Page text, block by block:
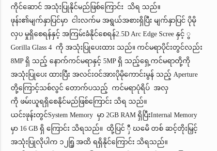
ကိုင်ဆောင် အသုံးပြုနိုင်မည်ဖြစ်ကြောင်း သိရ သည်။
ဖုန်း၏မျက်နှာပြင်မှာ ငါးလက်မ အရွယ်အစားရှိပြီး မျက်နှာပြင် ပိုမို
လှပ မှုရှိစေရန်နှင့် အကြမ်းခံနိုင်စေရန်2.5D Arc Edge Scree နှင့် ွ
Gorilla Glass 4 ကို အသုံးပြုပေးထား သည်။ ကင်မရာပိုင်းတွင်လည်း
8MP ရှိ သည့် နောက်ကင်မရာနှင့် 5MP ရှိ သည့်ရှေ့ကင်မရာတို့ကို
အသုံးပြုပေး ထားပြီး အလင်းဝင်အားပိုမိုကောင်းမွန် သည့် Aperture
တို့ကြောင့်သစ်လွင် တောက်ပသည့် ကင်မရာပုံရိပ် အလှ
ကို ဖမ်းယူရရှိစေနိုင်မည်ဖြစ်ကြောင်း သိရ သည်။
ယင်းဖုန်းတွင်System Memory မှာ 2GB RAM ရှိပြီးInternal Memory
မှာ 16 GB ရှိ ကြောင်း သိရသည်။ ထို့ပြင် ှီ ဃမေိ တစ် ဆင့်တိုးမြှင့်
အသုံးပြုလိုပါက ၁၂၈ြွ အထိ ရရှိနိုင်ကြောင်း သိရသည်။